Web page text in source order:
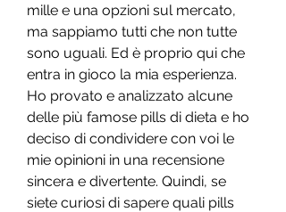
mille e una opzioni sul mercato,
ma sappiamo tutti che non tutte
sono uguali. Ed è proprio qui che
entra in gioco la mia esperienza.
Ho provato e analizzato alcune
delle più famose pills di dieta e ho
deciso di condividere con voi le
mie opinioni in una recensione
sincera e divertente. Quindi, se
siete curiosi di sapere quali pills